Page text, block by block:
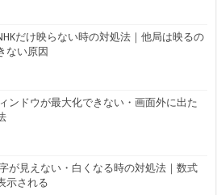
だけ映らない時の対処法｜他局は映るの
ない原因
ンドウが最大化できない・画面外に出た
が見えない・白くなる時の対処法｜数式
示される